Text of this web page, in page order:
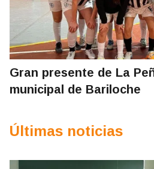
Gran presente de La
municipal de Bariloche
Últimas noticias